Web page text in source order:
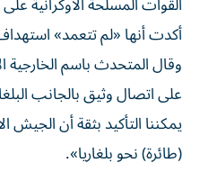
أكدت أنها «لم تتعمد»
وقال المتحدث باسم
على اتصال وثيق بالجانب
يمكننا التأكيد بثقة أن الجيش
(طائرة) نحو بلغاريا».